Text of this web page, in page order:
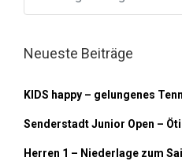
Neueste Beiträge
KIDS happy – gelungenes
Senderstadt Junior Open –
Herren 1 – Niederlage zum